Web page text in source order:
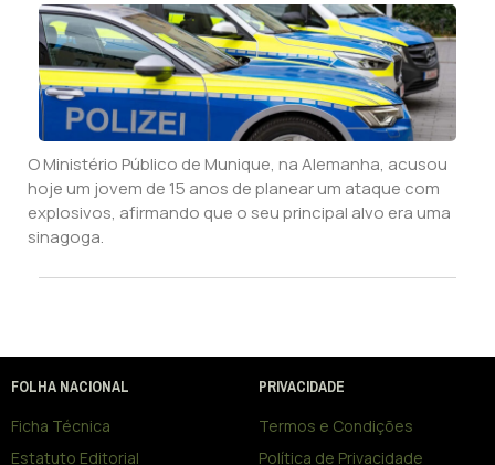
O Ministério Público de Munique, na Alemanha, acusou
hoje um jovem de 15 anos de planear um ataque com
explosivos, afirmando que o seu principal alvo era uma
sinagoga.
FOLHA NACIONAL
Ficha Técnica
Estatuto Editorial
PRIVACIDADE
Termos e Condições
Política de Privacidade